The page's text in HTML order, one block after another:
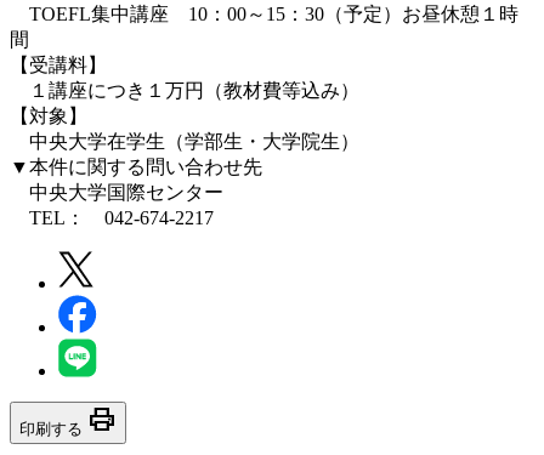
TOEFL集中講座 10：00～15：30（予定）お昼休憩１時
間
【受講料】
１講座につき１万円（教材費等込み）
【対象】
中央大学在学生（学部生・大学院生）
▼本件に関する問い合わせ先
中央大学国際センター
TEL： 042-674-2217
印刷する print